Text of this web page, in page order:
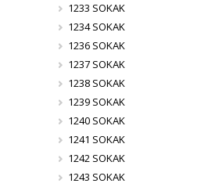
1233 SOKAK
1234 SOKAK
1236 SOKAK
1237 SOKAK
1238 SOKAK
1239 SOKAK
1240 SOKAK
1241 SOKAK
1242 SOKAK
1243 SOKAK